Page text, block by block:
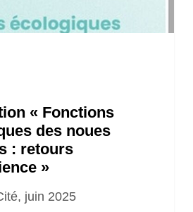
« Fonctions
des noues
: retours
»
juin 2025